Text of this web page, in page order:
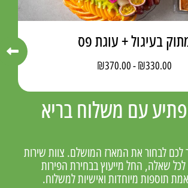
עם משלוח בריא
לבחור את המארז המושלם. צוות שירות
שאלה, החל מייעוץ בבחירת הפירות
מיוחדות ואישיות למשלוח.
מארז